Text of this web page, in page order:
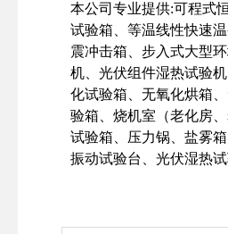
本公司专业提供:可程式
试验箱、等温线性快速
震冲击箱、步入式大型
机、光伏组件湿热试验
化试验箱、无氧化烘箱
验箱、烧机室（老化房
试验箱、压力锅、盐雾
振动试验台、光伏湿热